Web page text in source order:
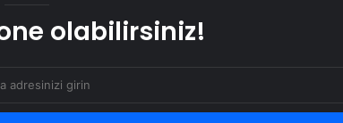
İntihar denildi cinayet çıktı! 7 yıl
olabilirsiniz!